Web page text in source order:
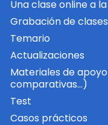
Una clase online a
Grabación de clases
Temario
Actualizaciones
Materiales de
comparativas…)
Test
Casos prácticos